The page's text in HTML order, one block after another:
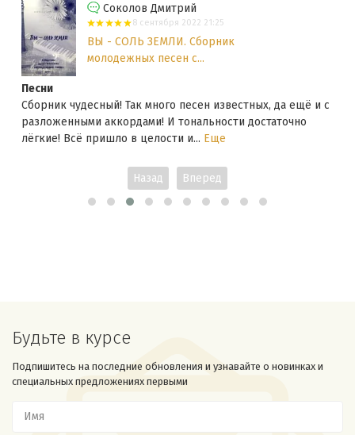
Соколов Дмитрий
8 сентября 2022 21:25
ВЫ - СОЛЬ ЗЕМЛИ. Сборник
молодежных песен с...
Песни
Сборник чудесный! Так много песен известных, да ещё и с
разложенными аккордами! И тональности достаточно
лёгкие! Всё пришло в целости и... Еще
Назад Вперед
Будьте в курсе
Подпишитесь на последние обновления и узнавайте о новинках и
специальных предложениях первыми